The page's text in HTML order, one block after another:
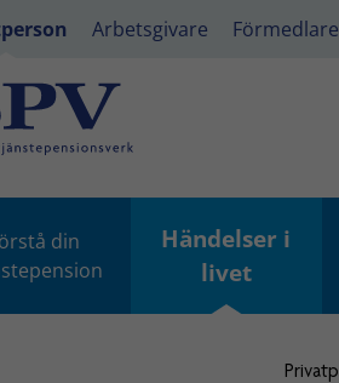
Arbetsgivare Förmedlare
din
Händelser i
livet